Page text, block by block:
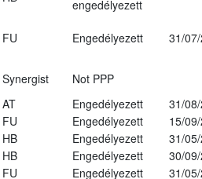
engedélyezett
FU Engedélyezett 31/
Synergist
Not PPP
AT Engedélyezett
31/
FU Engedélyezett
15/
HB Engedélyezett
31/
HB Engedélyezett
30/
FU Engedélyezett
31/